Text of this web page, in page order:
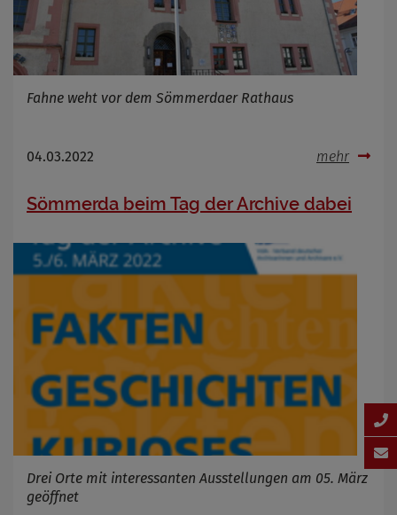
Fahne weht vor dem Sömmerdaer Rathaus
04.03.2022 mehr
Sömmerda beim Tag der Archive dabei
Drei Orte mit interessanten Ausstellungen am 05. März
geöffnet